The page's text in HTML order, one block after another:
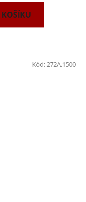
Kód: 272A.1500